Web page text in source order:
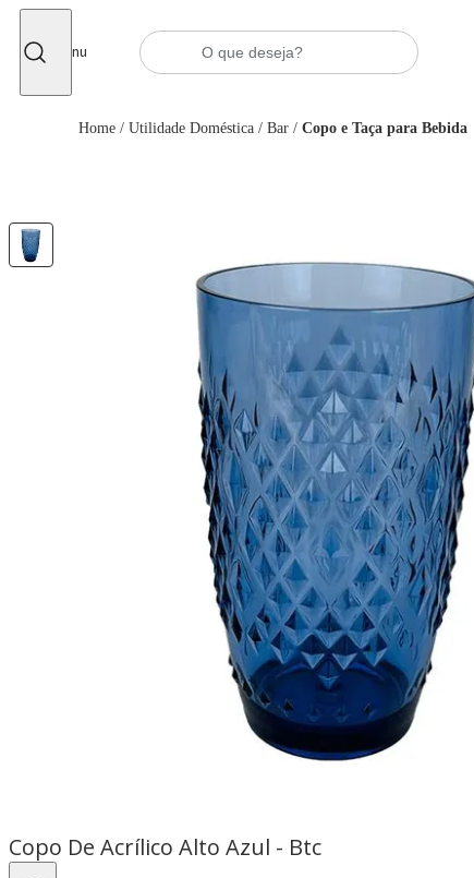
Menu
Home / Utilidade Doméstica / Bar / Copo e Taça para Bebida
Copo De Acrílico Alto Azul - Btc